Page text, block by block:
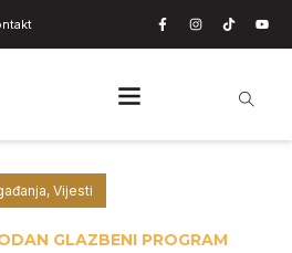
, Vijesti
GLAZBENI PROGRAM